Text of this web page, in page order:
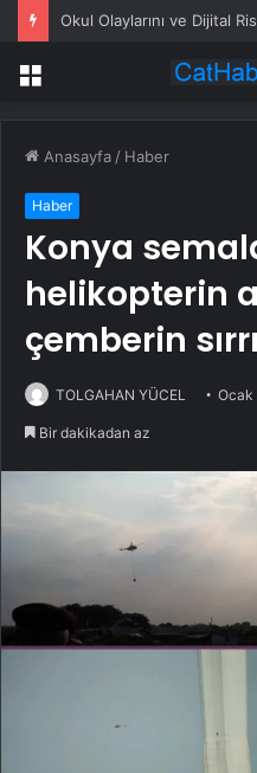
Menü
Anasayfa / Haber
Haber
Konya
helikopterin
çemberin
TOLGAHAN YÜCEL Ocak
Bir dakikadan az